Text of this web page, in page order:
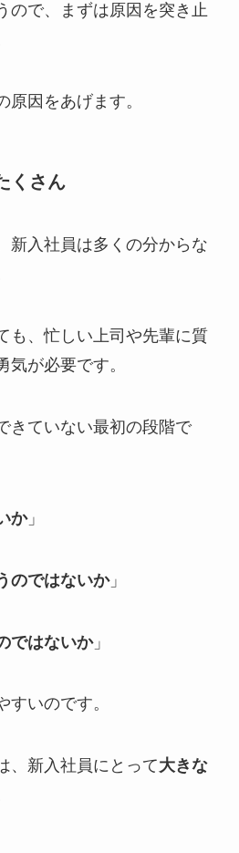
ので、まずは原因を突き止
原因をあげます。
くさん
新入社員は多くの分からな
も、忙しい上司や先輩に質
気が必要です。
きていない最初の段階で
か」
のではないか」
ではないか」
すいのです。
、新入社員にとって大きな